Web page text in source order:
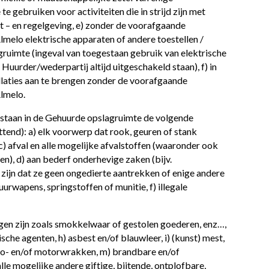
gebruiken voor activiteiten die in strijd zijn met
en regelgeving, e) zonder de voorafgaande
elektrische apparaten of andere toestellen /
(ingeval van toegestaan gebruik van elektrische
wederpartij altijd uitgeschakeld staan), f) in
aan te brengen zonder de voorafgaande
in de Gehuurde opslagruimte de volgende
a) elk voorwerp dat rook, geuren of stank
afval en alle mogelijke afvalstoffen (waaronder ook
d) aan bederf onderhevige zaken (bijv.
dat ze geen ongedierte aantrekken of enige andere
springstoffen of munitie, f) illegale
zijn zoals smokkelwaar of gestolen goederen, enz…,
agenten, h) asbest en/of blauwleer, i) (kunst) mest,
en/of motorwrakken, m) brandbare en/of
mogelijke andere giftige, bijtende, ontplofbare,